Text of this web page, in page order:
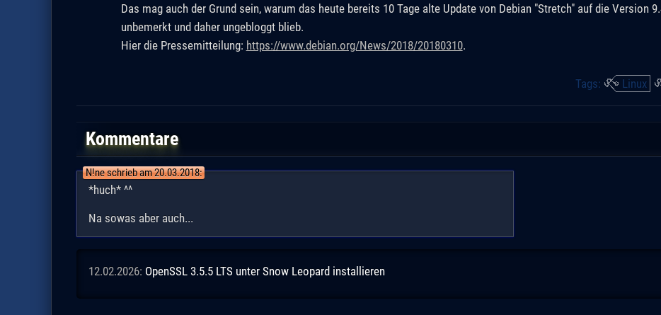
Das mag auch der Grund sein, warum das heute bereits 10 Tage alte Update von Debian "Stretch" auf die Version
unbemerkt und daher ungebloggt blieb.
Hier die Pressemitteilung: https://www.debian.org/News/2018/20180310.
Tags: Linux
Kommentare
N!ne schrieb am 20.03.2018:
*huch* ^^
Na sowas aber auch...
12.02.2026: OpenSSL 3.5.5 LTS unter Snow Leopard installieren